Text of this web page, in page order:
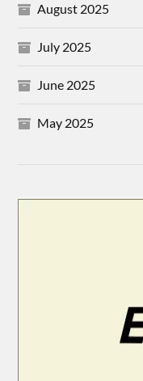
August 2025
July 2025
June 2025
May 2025